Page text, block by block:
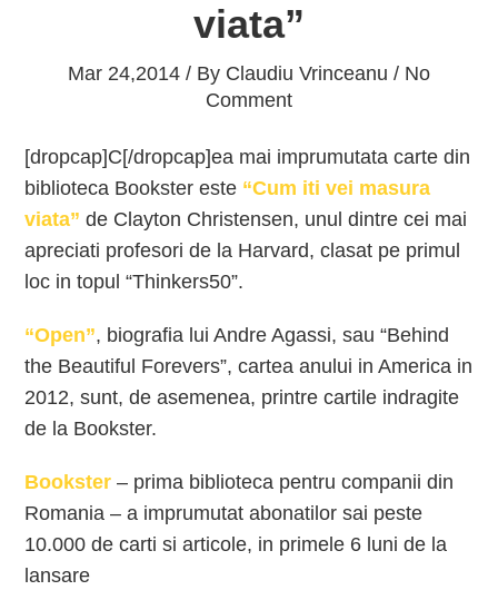
viata”
Mar 24,2014 / By Claudiu Vrinceanu / No
Comment
[dropcap]C[/dropcap]ea mai imprumutata carte din
biblioteca Bookster este “Cum iti vei masura
viata” de Clayton Christensen, unul dintre cei mai
apreciati profesori de la Harvard, clasat pe primul
loc in topul “Thinkers50”.
“Open”, biografia lui Andre Agassi, sau “Behind
the Beautiful Forevers”, cartea anului in America in
2012, sunt, de asemenea, printre cartile indragite
de la Bookster.
Bookster – prima biblioteca pentru companii din
Romania – a imprumutat abonatilor sai peste
10.000 de carti si articole, in primele 6 luni de la
lansare